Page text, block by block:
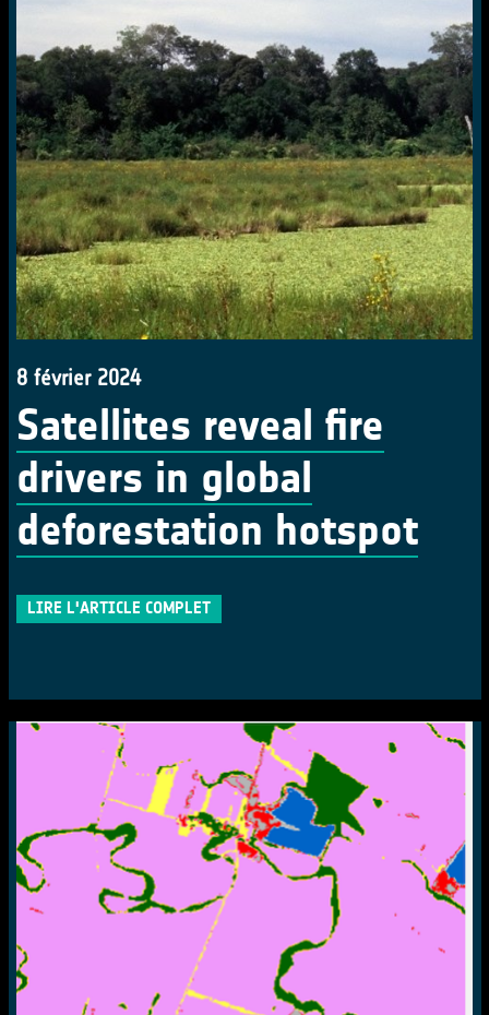
8 février 2024
Satellites reveal fire
drivers in global
deforestation hotspot
LIRE L'ARTICLE COMPLET